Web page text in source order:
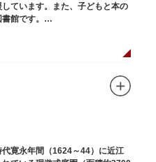
ています。また、子どもと本の
館です。
帝国図書館の建物を保存・再
寛永年間（1624～44）に近江